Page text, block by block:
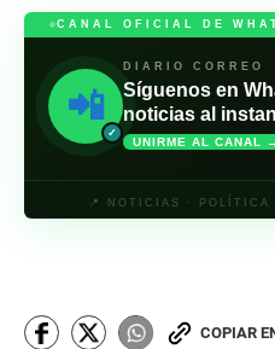
CANAL OFICIAL DE
📲
✓
DIARIO CORREO
Síguenos en
noticias al
UNIRME AL CANAL →
📍 NOTICIAS · POLÍTICA
COPIAR